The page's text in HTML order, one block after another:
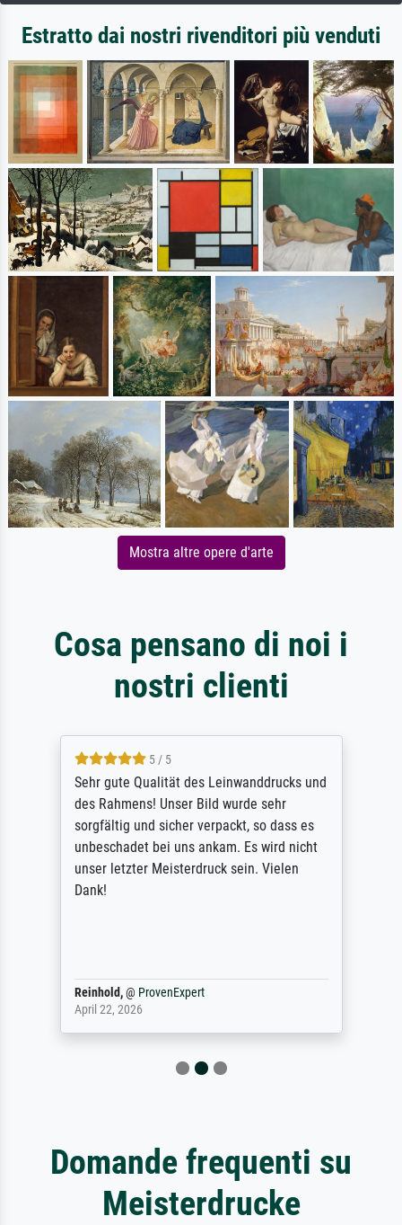
Estratto dai nostri rivenditori più venduti
Mostra altre opere d'arte
Cosa pensano di noi i
nostri clienti
5 / 5
Sehr gute Qualität des Leinwanddrucks und
des Rahmens! Unser Bild wurde sehr
sorgfältig und sicher verpackt, so dass es
unbeschadet bei uns ankam. Es wird nicht
unser letzter Meisterdruck sein. Vielen
Dank!
Reinhold,@ ProvenExpert
April 22, 2026
Domande frequenti su
Meisterdrucke